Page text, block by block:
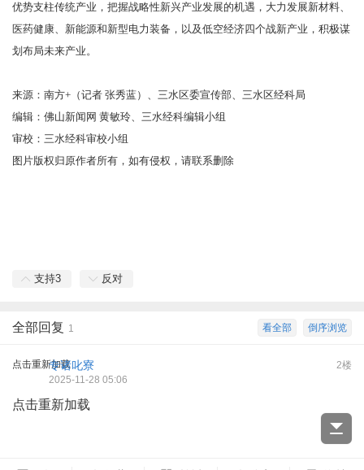
优势支柱传统产业，把握战略性新兴产业发展的机遇，大力发展新材料、
医药健康、新能源和新型电力装备，以及低空经济四个战新产业，积极谋
划布局未来产业。
来源：南方+（记者 张秀蓝）、三水区委宣传部、三水区经科局
编辑：佛山新闻网 黄敏玲、三水经科编辑小组
审校：三水经科审校小组
图片版权归原作者所有，如有侵权，请联系删除
支持3 反对
倒序浏览
看全部
全部回复 1
点击重新加载 2楼
专诸叱寮
2025-11-28 05:06
点击重新加载